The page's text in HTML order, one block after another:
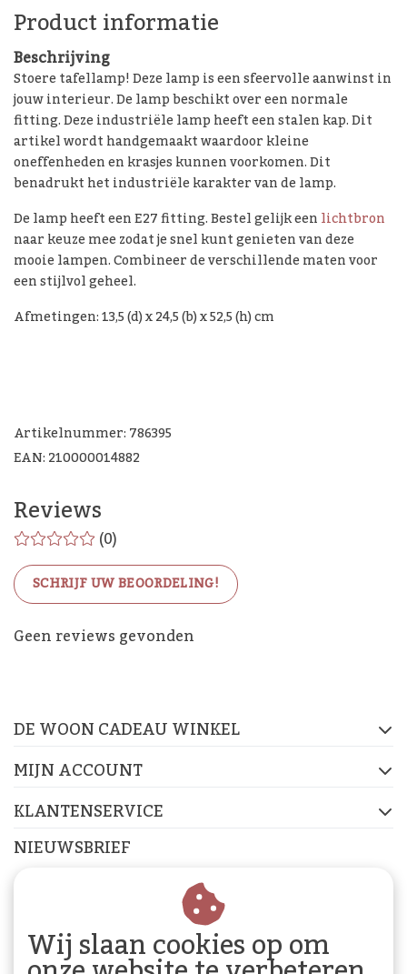
Product informatie
Beschrijving
Stoere tafellamp! Deze lamp is een sfeervolle aanwinst in
jouw interieur. De lamp beschikt over een normale
fitting. Deze industriële lamp heeft een stalen kap. Dit
artikel wordt handgemaakt waardoor kleine
oneffenheden en krasjes kunnen voorkomen. Dit
benadrukt het industriële karakter van de lamp.
De lamp heeft een E27 fitting. Bestel gelijk eenlichtbron
naar keuze mee zodat je snel kunt genieten van deze
mooie lampen. Combineer de verschillende maten voor
een stijlvol geheel.
Afmetingen: 13,5 (d) x 24,5 (b) x 52,5 (h) cm
Artikelnummer: 786395
EAN: 210000014882
Reviews
(0)
SCHRIJF UW BEOORDELING!
Geen reviews gevonden
De Woon Cadeau Winkel
DE WOON CADEAU WINKEL
MIJN ACCOUNT
KLANTENSERVICE
NIEUWSBRIEF
Abonneer je op onze nieuwsbrief om op de hoogte te
Wij slaan cookies op om